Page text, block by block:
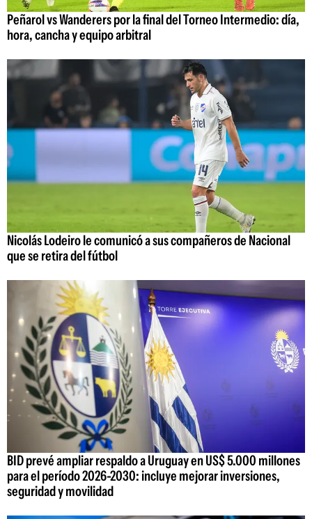
Peñarol vs Wanderers por la final del Torneo Intermedio: día,
hora, cancha y equipo arbitral
Nicolás Lodeiro le comunicó a sus compañeros de Nacional
que se retira del fútbol
BID prevé ampliar respaldo a Uruguay en US$ 5.000 millones
para el período 2026-2030: incluye mejorar inversiones,
seguridad y movilidad